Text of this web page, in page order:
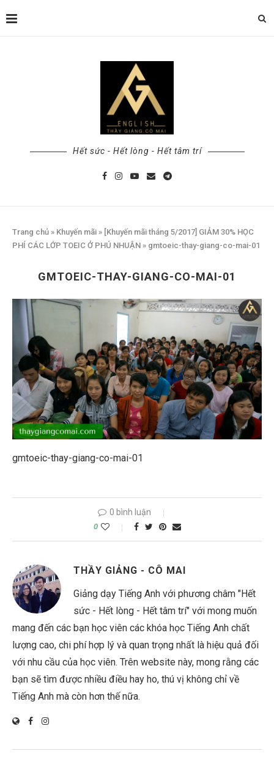
Hết sức - Hết lòng - Hết tâm trí
Trang chủ » Khuyến mãi » [Khuyến mãi tháng 5/2017] GIẢM 30% HỌC
PHÍ CÁC LỚP TOEIC Ở PHÚ NHUẬN » gmtoeic-thay-giang-co-mai-01
GMTOEIC-THAY-GIANG-CO-MAI-01
gmtoeic-thay-giang-co-mai-01
0 bình luận
0
THẦY GIẢNG - CÔ MAI
Giảng dạy Tiếng Anh với phương châm "Hết
sức - Hết lòng - Hết tâm trí" với mong muốn
mang đến các bạn học viên các khóa học Tiếng Anh chất
lượng cao, chi phí hợp lý và quan trọng nhất là hiệu quả đối
với nhu cầu của học viên. Trên website này, mong rằng các
bạn sẽ tìm được nhiều điều hay ho, thú vị không chỉ về
Tiếng Anh mà còn hơn thế nữa.